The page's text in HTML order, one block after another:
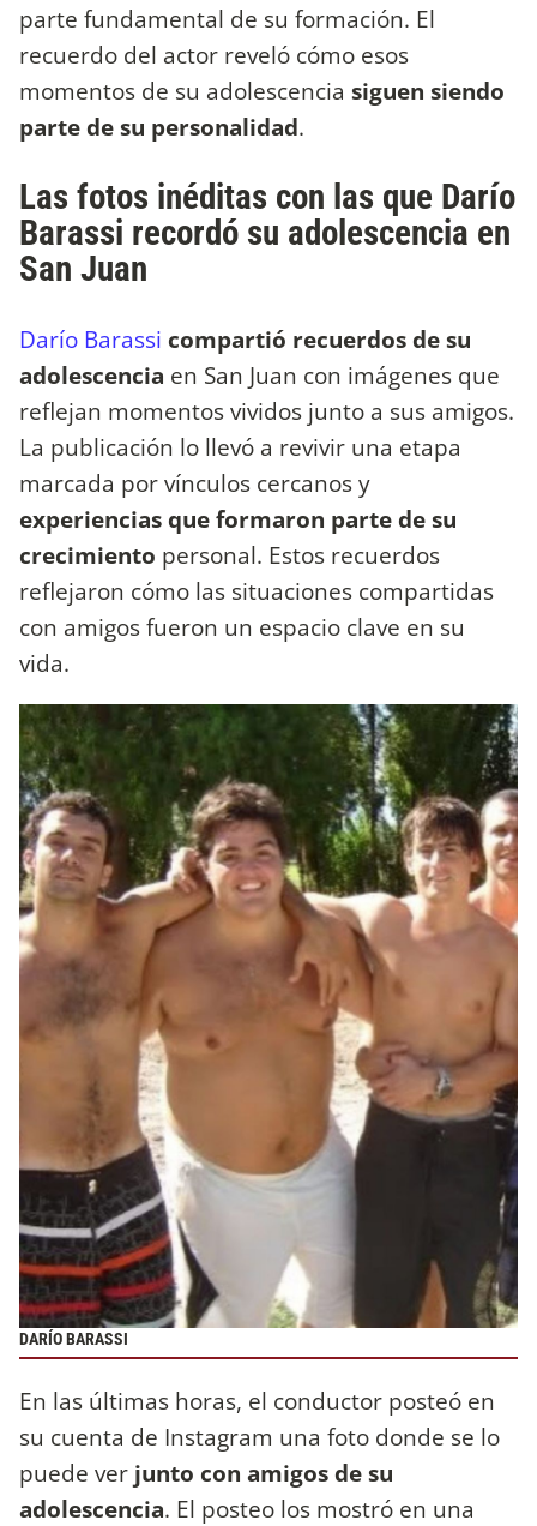
parte fundamental de su formación. El
recuerdo del actor reveló cómo esos
momentos de su adolescencia siguen siendo
parte de su personalidad.
Las fotos inéditas con las que Darío
Barassi recordó su adolescencia en
San Juan
Darío Barassi compartió recuerdos de su
adolescencia en San Juan con imágenes que
reflejan momentos vividos junto a sus amigos.
La publicación lo llevó a revivir una etapa
marcada por vínculos cercanos y
experiencias que formaron parte de su
crecimiento personal. Estos recuerdos
reflejaron cómo las situaciones compartidas
con amigos fueron un espacio clave en su
vida.
DARÍO BARASSI
En las últimas horas, el conductor posteó en
su cuenta de Instagram una foto donde se lo
puede ver junto con amigos de su
adolescencia. El posteo los mostró en una